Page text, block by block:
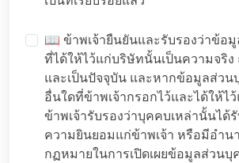
📖 ข้าพเจ้ายืนยันและรับรองว่าข้อ
ที่ได้ให้ไว้แก่บริษัทนั้นเป็นความจริ
และเป็นปัจจุบัน และหากข้อมูลส่ว
อื่นใดที่ข้าพเจ้ากรอกไว้และได้ให้ไ
ข้าพเจ้ารับรองว่าบุคคบเหล่านั้นได้
ความยินยอมแก่ข้าพเจ้า หรือมีอำน
กฏหมายในการเปิดเผยข้อมูลส่วน